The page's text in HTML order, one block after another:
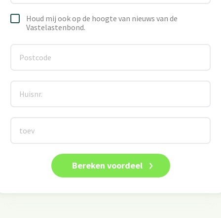
Houd mij ook op de hoogte van nieuws van de
Vastelastenbond.